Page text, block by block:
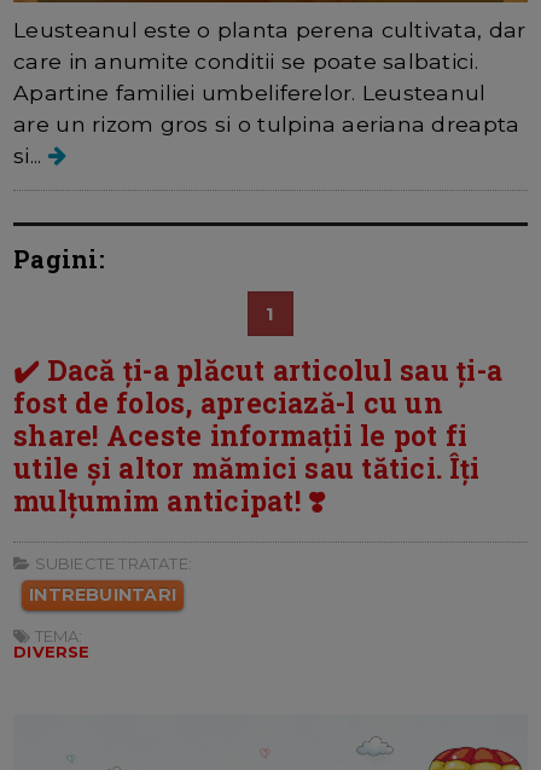
Leusteanul este o planta perena cultivata, dar
care in anumite conditii se poate salbatici.
Apartine familiei umbeliferelor. Leusteanul
are un rizom gros si o tulpina aeriana dreapta
si...
Pagini:
1
✔️ Dacă ți-a plăcut articolul sau ți-a
fost de folos, apreciază-l cu un
share! Aceste informații le pot fi
utile și altor mămici sau tătici. Îți
mulțumim anticipat! ❣️
SUBIECTE TRATATE:
INTREBUINTARI
TEMA:
DIVERSE